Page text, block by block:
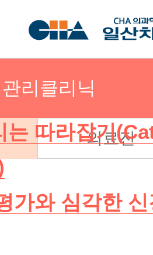
리클리닉
닉 의료진
는 따라잡기
가와 심각한